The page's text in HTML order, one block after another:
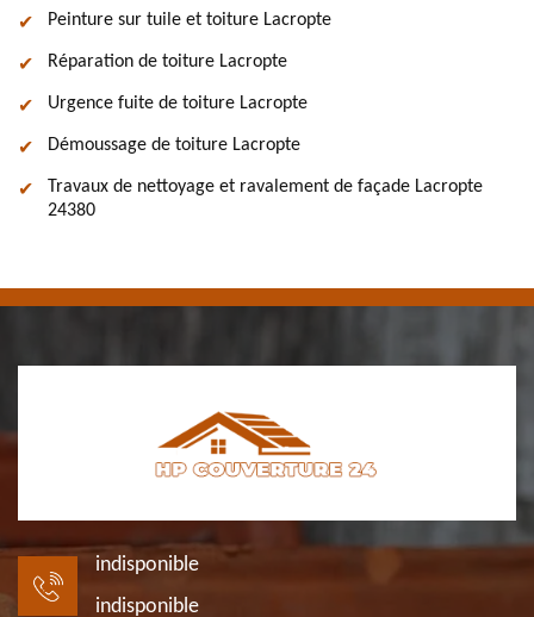
Peinture sur tuile et toiture Lacropte
Réparation de toiture Lacropte
Urgence fuite de toiture Lacropte
Démoussage de toiture Lacropte
Travaux de nettoyage et ravalement de façade Lacropte
24380
indisponible
indisponible